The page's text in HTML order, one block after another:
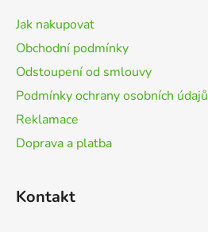
Jak nakupovat
Obchodní podmínky
Odstoupení od smlouvy
Podmínky ochrany osobních údajů
Reklamace
Doprava a platba
Kontakt